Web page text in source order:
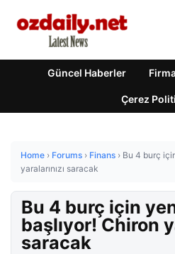
Güncel Haberler
Çerez
Home › Forums › Finans › Bu 4 burç
yaralarınızı saracak
Bu 4 burç için
başlıyor! Chiron
saracak